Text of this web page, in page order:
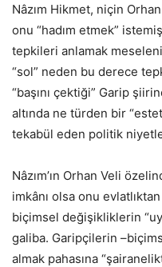
Nâzım Hikmet, niçin
onu “hadım etmek”
tepkileri anlamak
“sol” neden bu derece
“başını çektiği” Garip
altında ne türden bir
tekabül eden politik
Nâzım’ın Orhan Veli
imkânı olsa onu
biçimsel değişikliklerin
galiba. Garipçilerin
almak pahasına